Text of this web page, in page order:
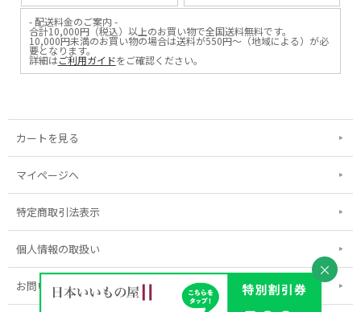
▶︎詳細は、商品画像リンクからご覧
いただけます。
▶︎その他お買い物はプロフィールリ
ンクからどうぞ。
#日本いいもの屋 #丁寧な暮らし #暮
#madeinyonezawa #ファッション #
テキスタイル #デザイン #青文テキ
スタイル
- 配送料金のご案内 -
合計10,000円（税込）以上のお買い物で全国送料無料です。
10,000円未満のお買い物の場合は送料が550円～（地域による）が必
要となります。
詳細はご利用ガイドをご確認ください。
カートを見る
マイページへ
特定商取引法表示
個人情報の取扱い
お問い合わせ
×